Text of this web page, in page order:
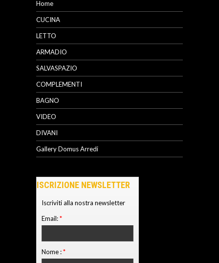
Home
CUCINA
LETTO
ARMADIO
SALVASPAZIO
COMPLEMENTI
BAGNO
VIDEO
DIVANI
Gallery Domus Arredi
ISCRIZIONE NEWSLETTER
Iscriviti alla nostra newsletter
Email:*
Nome :*